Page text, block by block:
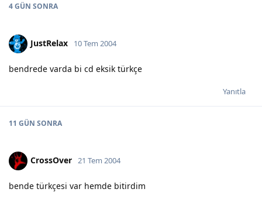
4 GÜN SONRA
JustRelax 10 Tem 2004
bendrede varda bi cd eksik türkçe
Yanıtla
11 GÜN SONRA
CrossOver 21 Tem 2004
bende türkçesi var hemde bitirdim